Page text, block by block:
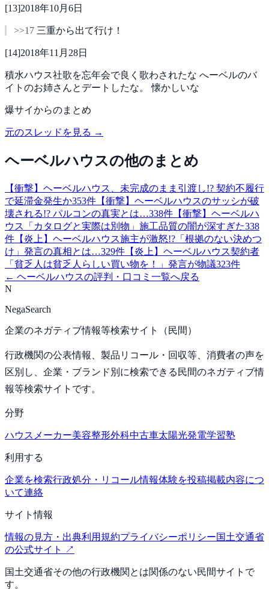
[13]2018年10月6日
>>17 三重から出て行け！
[14]2018年11月28日
積水ハウス社歌を忘年会で良く歌わされたな へーベルのバ
イトのお姉さんとデートしたな。懐かしいな
爆サイからのまとめ
元のスレッドを見る →
ヘーベルハウスの他のまとめ
【衝撃】ヘーベルハウス、未完成のまま引渡し!? 契約不履行
で延滞金発生か353件 【衝撃】ヘーベルハウスのサッシが破
壊される!? パルコンの真実とは…338件 【衝撃】ヘーベルハ
ウス「カタログと実際は別物」施工品質の闇が深すぎた338
件 【炎上】ヘーベルハウス施主が激怒!?「根拠のない決めつ
け」発言の真相とは…329件 【炎上】ヘーベルハウス契約者
「貧乏人は貧乏人らしい買い物を！」発言が物議323件
← ヘーベルハウスの評判・口コミ一覧へ戻る
N
NegaSearch
企業のネガティブ情報等検索サイト（民間）
行政機関の公表情報、製品リコール・回収等、消費者の声を
区別し、企業・ブランド別に検索できる民間のネガティブ情
報等検索サイトです。
分野
ハウスメーカー美容整形外科中古車太陽光発電学習塾
利用する
企業を検索行政処分・リコール情報体験を投稿掲載内容につ
いて連絡
サイト情報
情報の見方・出典利用規約プライバシーポリシー国土交通省
の公式サイト ↗
国土交通省その他の行政機関とは関係のない民間サイトで
す。